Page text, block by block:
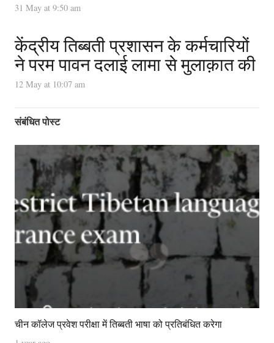
31 May at 9:50 am
केंद्रीय तिब्बती प्रशासन के कर्मचारियों
ने परम पावन दलाई लामा से मुलाक़ात की
12 May at 10:07 am
संबंधित पोस्ट
चीन कॉलेज प्रवेश परीक्षा में तिब्बती भाषा को प्रतिबंधित करेगा